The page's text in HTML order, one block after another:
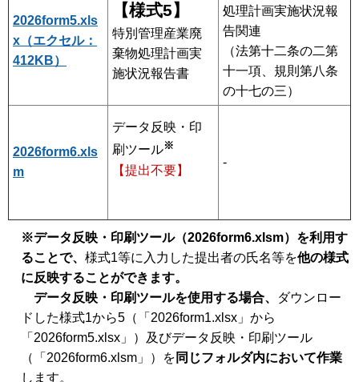
2026form5.xls
x（エクセル：
412KB）
【様式5】
特別管理産業廃
棄物処理計画実
施状況報告書
処理計画実施状況報
告関連
（法第十二条の二第
十一項、規則第八条
の十七の三）
2026form6.xls
m
データ反映・印
刷ツール※
【提出不要】
-
※データ反映・印刷ツール（2026form6.xlsm）を利用す
ることで、 様式1等に入力した提出者の氏名等を他の様式
に反映することができます。
データ反映・印刷ツールを使用する場合、
ダウンロー
ドした様式1から5（「2026form1.xlsx」から
「2026form5.xlsx」）及びデータ反映・印刷ツール
（「2026form6.xlsm」）を 同じフォルダ内において作業
します。